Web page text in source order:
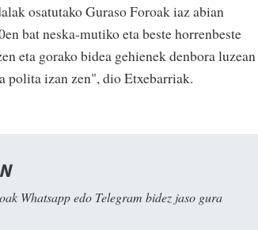
osatutako Guraso Foroak iaz abian
bat neska-mutiko eta beste horrenbeste
eta gorako bidea gehienek denbora luzean
polita izan zen", dio Etxebarriak.
Whatsapp edo Telegram bidez jaso gura